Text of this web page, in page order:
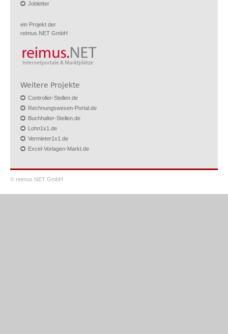
Jobletter
ein Projekt der
reimus.NET GmbH
Weitere Projekte
Controller-Stellen.de
Rechnungswesen-Portal.de
Buchhalter-Stellen.de
Lohn1x1.de
Vermieter1x1.de
Excel-Vorlagen-Markt.de
© reimus.NET GmbH